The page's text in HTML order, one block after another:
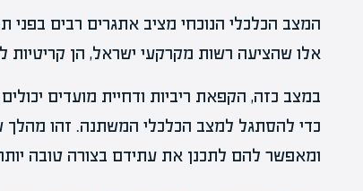
המצב הכלכלי הנוכחי מציב אתגרים רבים בפני
אלו שהציעה רשות מקרקעי ישראל, הן קריטיות
במצב כזה, הקפאת ריביות ודחיית מועדים
כדי להסתגל למצב הכלכלי המשתנה. זהו
ומאפשר להם לתכנן את עתידם בצורה טובה